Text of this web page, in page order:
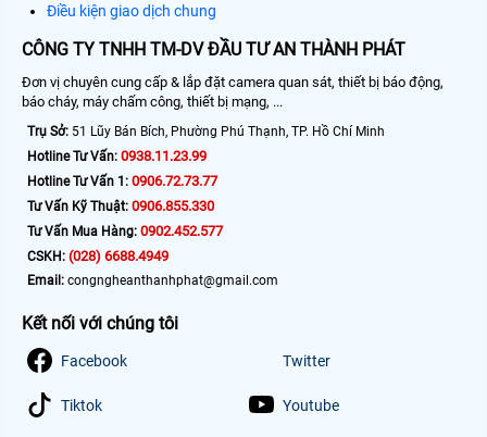
Điều kiện giao dịch chung
CÔNG TY TNHH TM-DV ĐẦU TƯ AN THÀNH PHÁT
Đơn vị chuyên cung cấp & lắp đặt camera quan sát, thiết bị báo động,
báo cháy, máy chấm công, thiết bị mạng, ...
Trụ Sở: 51 Lũy Bán Bích, Phường Phú Thạnh, TP. Hồ Chí Minh
Hotline Tư Vấn: 0938.11.23.99
Hotline Tư Vấn 1: 0906.72.73.77
Tư Vấn Kỹ Thuật: 0906.855.330
Tư Vấn Mua Hàng: 0902.452.577
CSKH: (028) 6688.4949
Email: congngheanthanhphat@gmail.com
Kết nối với chúng tôi
Facebook Twitter
Tiktok Youtube